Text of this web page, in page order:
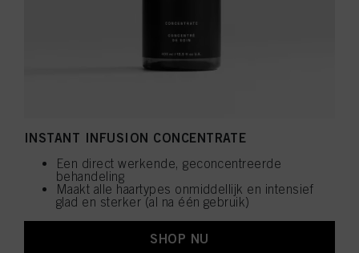
INSTANT INFUSION CONCENTRATE
Een direct werkende, geconcentreerde
behandeling
Maakt alle haartypes onmiddellijk en intensief
glad en sterker (al na één gebruik)
SHOP NU